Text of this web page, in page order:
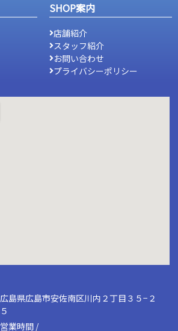
SHOP案内
店舗紹介
スタッフ紹介
お問い合わせ
プライバシーポリシー
広島県広島市安佐南区川内２丁目３５−２
５
営業時間 /